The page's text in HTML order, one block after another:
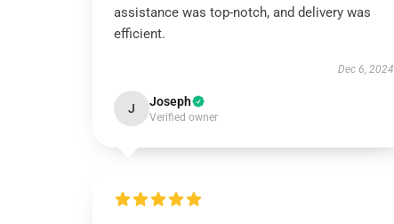
assistance was top-notch, and delivery was
efficient.
Dec 6, 2024
J Joseph
Verified owner